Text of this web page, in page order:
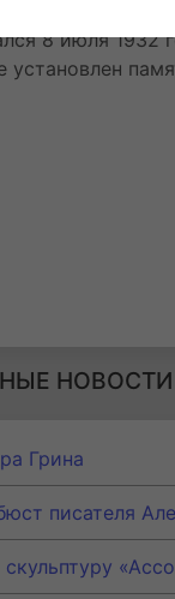
8 июля 1932
установлен
Грина
писателя